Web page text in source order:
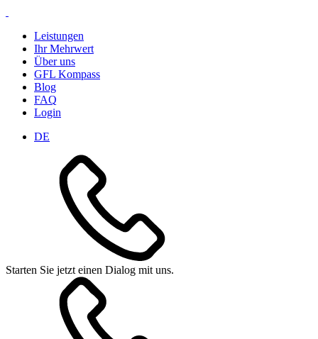
Leistungen
Ihr Mehrwert
Über uns
GFL Kompass
Blog
FAQ
Login
DE
Starten Sie jetzt einen Dialog mit uns.